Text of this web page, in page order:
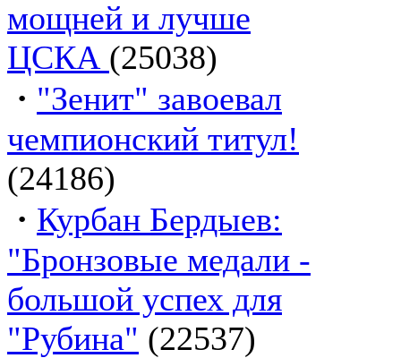
мощней и лучше
ЦСКА (25038)
· "Зенит" завоевал
чемпионский титул!
(24186)
· Курбан Бердыев:
"Бронзовые медали -
большой успех для
"Рубина" (22537)